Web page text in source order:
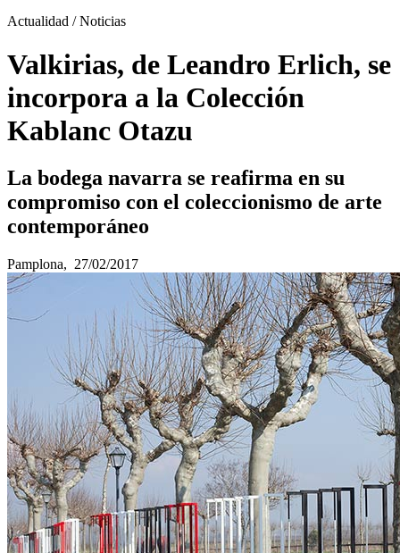
Actualidad / Noticias
Valkirias, de Leandro Erlich, se
incorpora a la Colección
Kablanc Otazu
La bodega navarra se reafirma en su
compromiso con el coleccionismo de arte
contemporáneo
Pamplona, 27/02/2017